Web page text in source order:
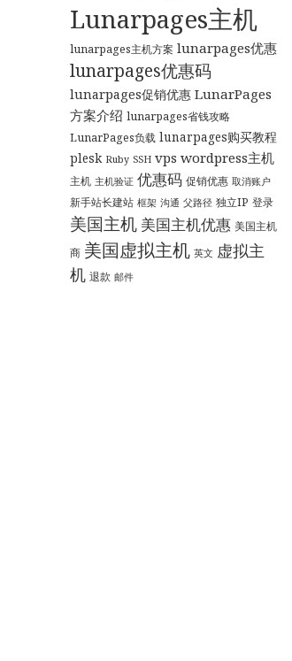
Lunarpages主机
lunarpages主机方案 lunarpages优惠
lunarpages优惠码
lunarpages促销优惠 LunarPages
方案介绍 lunarpages省钱攻略
LunarPages负载 lunarpages购买教程
plesk Ruby SSH vps wordpress主机
主机 主机验证 优惠码 促销优惠 取消账户
新手站长建站 框架 沟通 父路径 独立IP 登录
美国主机 美国主机优惠 美国主机
商 美国虚拟主机 英文 虚拟主
机 退款 邮件